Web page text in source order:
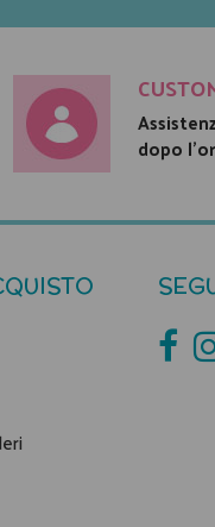
dopo